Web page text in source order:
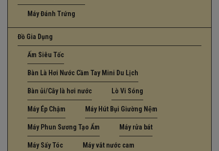
Máy Đánh Trứng
Đồ Gia Dụng
Ấm Siêu Tốc
Bàn Là Hơi Nước Cầm Tay Mini Du Lịch
Bàn ủi/Cây là hơi nước Lò Vi Sóng
Máy Ép Chậm Máy Hút Bụi Giường Nệm
Máy Phun Sương Tạo Ẩm Máy rửa bát
Máy Sấy Tóc Máy vắt nước cam